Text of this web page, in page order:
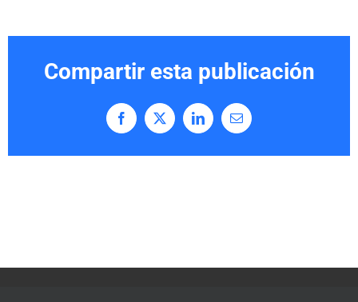
Compartir esta publicación
Facebook
X LinkedInCorreo
electrónico